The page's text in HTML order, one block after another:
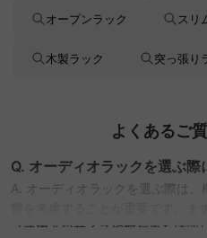
オープンラック スリ
木製ラック 突っ張り
よくあるご
Q. オーディオラックを選ぶ際
A. オーディオラックを選ぶ際は
ィオ機器のサイズや耐荷重を確